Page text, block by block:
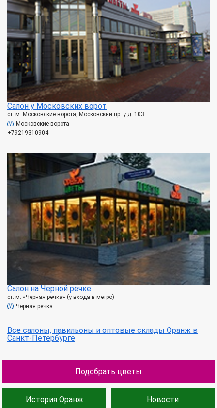
Салон у Московских ворот
ст. м. Московские ворота, Московский пр. у д. 103
Московские ворота
+79219310904
Салон на Черной речке
ст. м. «Черная речка» (у входа в метро)
Чёрная речка
Все салоны, павильоны и оптовые склады Оранж в
Санкт-Петербурге
Подобрать цветы
История Оранж Новости